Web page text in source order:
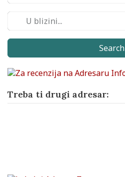
Search
Treba ti drugi adresar: